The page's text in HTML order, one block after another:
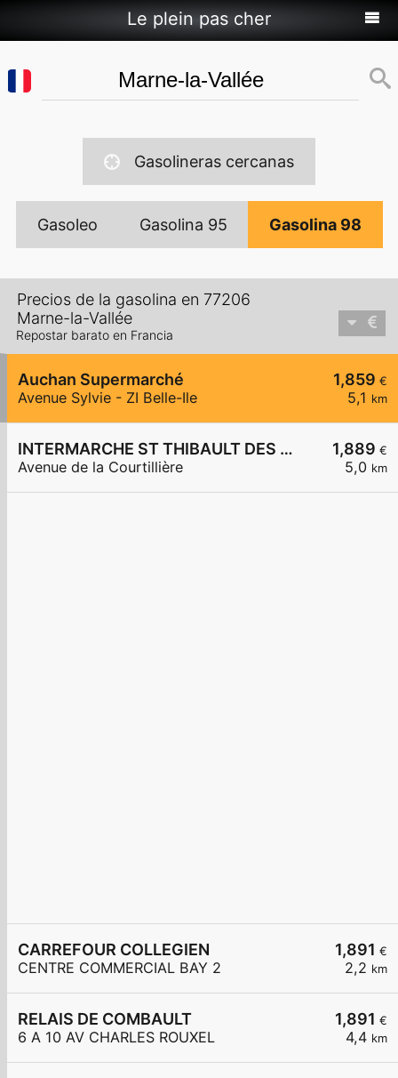
Le plein pas cher
Gasolineras cercanas
Gasoleo Gasolina 95 Gasolina 98
Precios de la gasolina en 77206
Marne-la-Vallée
Repostar barato en Francia
1,859 €
5,1 km
Auchan Supermarché
Avenue Sylvie - ZI Belle-Ile
1,889 €
5,0 km
INTERMARCHE ST THIBAULT DES VIGNES
Avenue de la Courtillière
1,891 €
2,2 km
CARREFOUR COLLEGIEN
CENTRE COMMERCIAL BAY 2
1,891 €
4,4 km
RELAIS DE COMBAULT
6 A 10 AV CHARLES ROUXEL